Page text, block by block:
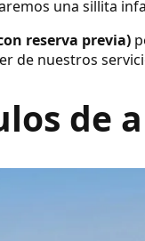
una sillita
reserva previa)
de nuestros
de